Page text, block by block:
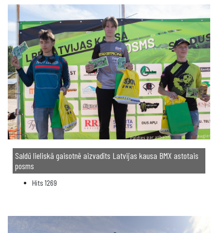
Saldū lieliskā gaisotnē aizvadīts Latvijas kausa BMX astotais
posms
Hits 1269